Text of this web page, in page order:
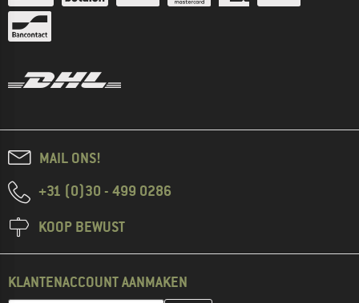
MAIL ONS!
+31 (0)30 - 499 0286
KOOP BEWUST
KLANTENACCOUNT AANMAKEN